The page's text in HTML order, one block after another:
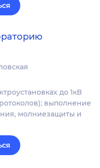
до 1кВ
выполнение
молниезащиты и